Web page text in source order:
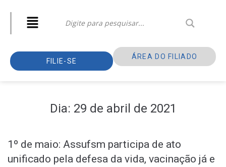
FILIE-SE
ÁREA DO FILIADO
Dia: 29 de abril de 2021
1º de maio: Assufsm participa de ato
unificado pela defesa da vida, vacinação já e